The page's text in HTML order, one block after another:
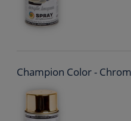
Champion Color -